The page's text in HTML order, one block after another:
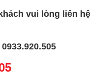
vui lòng liên hệ